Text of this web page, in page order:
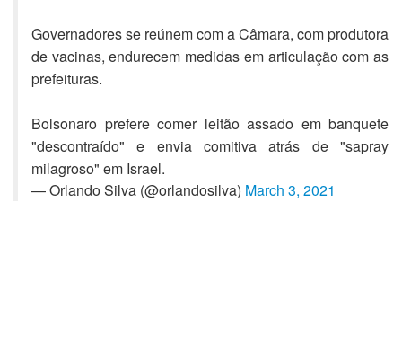
Governadores se reúnem com a Câmara, com produtora
de vacinas, endurecem medidas em articulação com as
prefeituras.
Bolsonaro prefere comer leitão assado em banquete
"descontraído" e envia comitiva atrás de "sapray
milagroso" em Israel.
— Orlando Silva (@orlandosilva) March 3, 2021